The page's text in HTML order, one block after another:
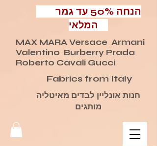
MAX MARA Versace Armani
Valentino Burberry Prada
Roberto Cavali Gucci
חנות אונליין לבדים מאיטליה
מותגים
Fabrics from Italy